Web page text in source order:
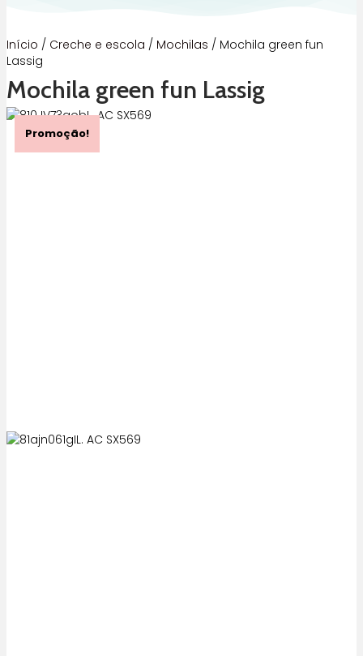
Início / Creche e escola / Mochilas / Mochila green fun
Lassig
Mochila green fun Lassig
Promoção!